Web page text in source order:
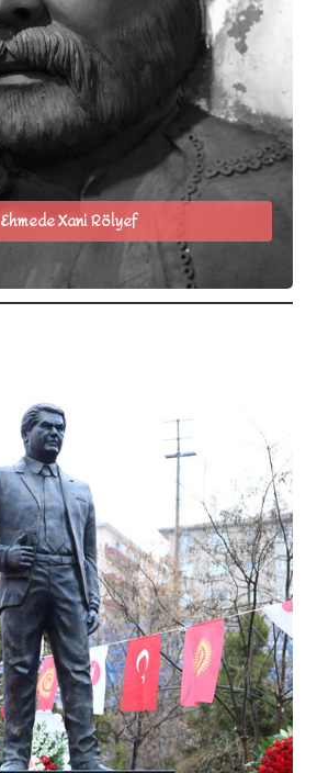
Ehmede Xani Rölyef